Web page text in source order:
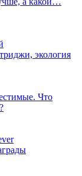
экология
Что